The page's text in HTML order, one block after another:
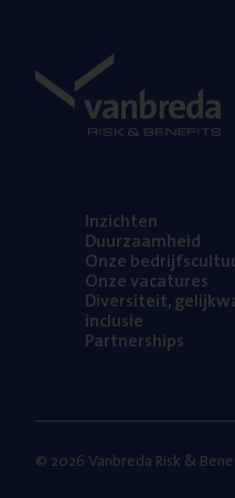
Inzich­ten
Duur­zaam­heid
Onze
Onze vaca­tu­res
Diver­si­teit,
inclusie
Part­ner­ships
© 2026 Vanbreda Risk &